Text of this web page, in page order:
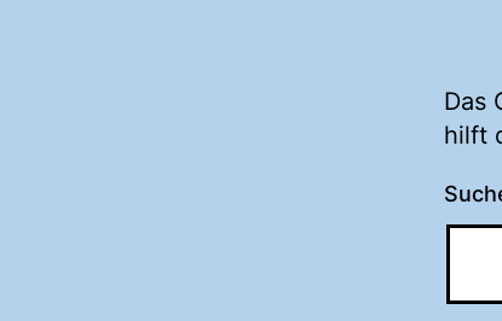
Das
hilft